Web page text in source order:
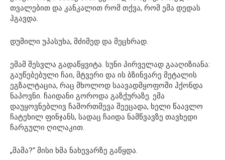
თვალებით და კანკალით რომ თქვა, რომ ემა დედას
ჰგავდა.
დუმილი უპასუხა, მძიმედ და მეცხრად.
ემამ შესვლა გადაწყვიტა. სუნი პირველად გააღიზიანა:
გაუწებებული ჩაი, მტვერი და ის ბზინვარე მეტალის
ეგზალტაცია, რაც მხოლოდ საავადმყოფოში ჰქონდა
ნაპოვნი. ჩაიდანი გოროდა გაზქურაზე. ემა
დაუყოვნებლივ ჩამორთმევა შეეცადა, ხელი წაავლო
ჩატეხილ ფინჯანს, სადაც ჩაიდა ნამწვავზე თავხედი
ჩარგული ღილაკით.
„მამა?“ მისი ხმა ნახევარზე გაწყდა.